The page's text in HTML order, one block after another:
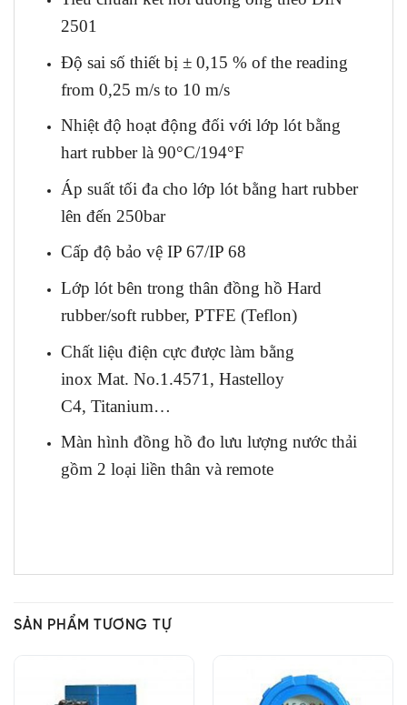
2501
Độ sai số thiết bị ± 0,15 % of the reading
from 0,25 m/s to 10 m/s
Nhiệt độ hoạt động đối với lớp lót bằng
hart rubber là 90°C/194°F
Áp suất tối đa cho lớp lót bằng hart rubber
lên đến 250bar
Cấp độ bảo vệ IP 67/IP 68
Lớp lót bên trong thân đồng hồ Hard
rubber/soft rubber, PTFE (Teflon)
Chất liệu điện cực được làm bằng
inox Mat. No.1.4571, Hastelloy
C4, Titanium…
Màn hình đồng hồ đo lưu lượng nước thải
gồm 2 loại liền thân và remote
SẢN PHẨM TƯƠNG TỰ